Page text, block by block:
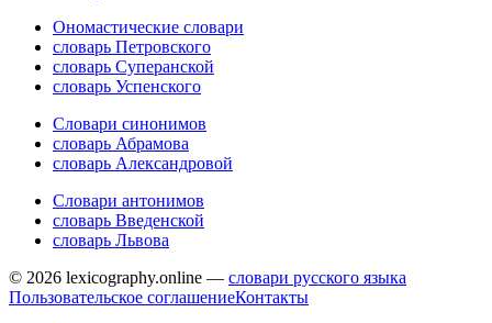
Ономастические словари
словарь Петровского
словарь Суперанской
словарь Успенского
Словари синонимов
словарь Абрамова
словарь Александровой
Словари антонимов
словарь Введенской
словарь Львова
© 2026 lexicography.online — словари русского языка
Пользовательское соглашениеКонтакты